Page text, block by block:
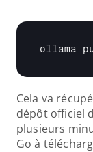
ollama
Cela va
dépôt officiel
plusieurs
Go à